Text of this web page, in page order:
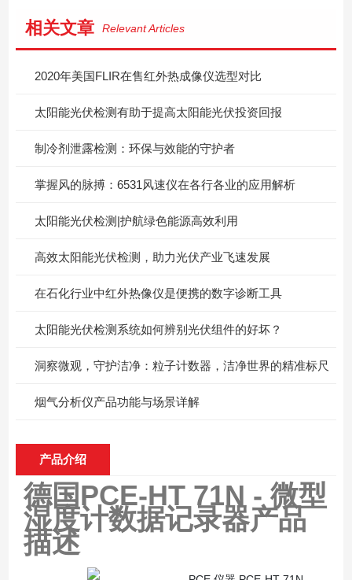
相关文章 Relevant Articles
2020年美国FLIR在售红外热成像仪选型对比
太阳能光伏检测有助于提高太阳能光伏投资回报
制冷剂泄露检测：环保与效能的守护者
掌握风的脉搏：6531风速仪在各行各业的应用解析
太阳能光伏检测|护航绿色能源高效利用
高效太阳能光伏检测，助力光伏产业飞速发展
在石化行业中红外热像仪是便携的数字诊断工具
太阳能光伏检测系统如何辨别光伏组件的好坏？
洞察微观，守护洁净：粒子计数器，洁净世界的精准标尺
烟气分析仪产品功能与场景详解
产品介绍
德国PCE-HT 71N - 微型
湿度计数据记录器产品
描述